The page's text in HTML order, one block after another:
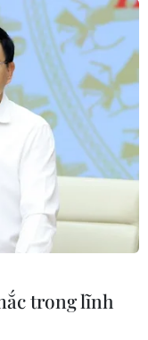
của Tehran.
bối cảnh phong
bắn mới
và Liban.
lại giữa lãnh
thẳng gia tăng
đồng thời
sâu sắc liên
đời sống
nhiều tháng
trong lĩnh